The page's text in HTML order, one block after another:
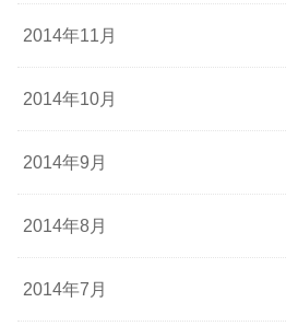
2014年11月
2014年10月
2014年9月
2014年8月
2014年7月